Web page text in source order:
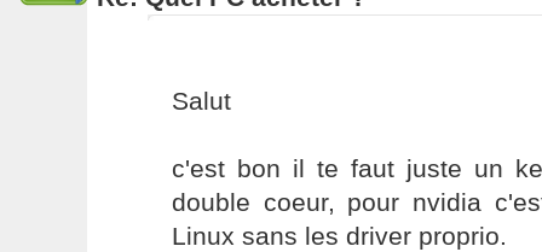
Salut
c'est bon il te faut juste un
double coeur, pour nvidia
Linux sans les driver proprio.